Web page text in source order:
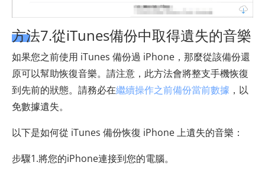
方法7.從iTunes備份中取得遺失的音樂
如果您之前使用 iTunes 備份過 iPhone，那麼從該備份還
原可以幫助恢復音樂。請注意，此方法會將整支手機恢復
到先前的狀態。請務必在繼續操作之前備份當前數據 ，以
免數據遺失。
以下是如何從 iTunes 備份恢復 iPhone 上遺失的音樂：
步驟1.將您的iPhone連接到您的電腦。